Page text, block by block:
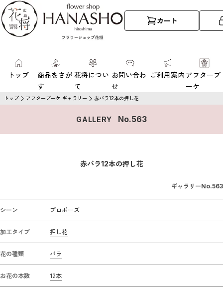
カート
トップ
商品をさが
す
花将につい
て
お問い合わ
せ
ご利用案内 アフターブ
ーケ
トップ アフターブーケ ギャラリー 赤バラ12本の押し花
GALLERY No.563
赤バラ12本の押し花
ギャラリーNo.563
シーン プロポーズ
加工タイプ 押し花
花の種類 バラ
お花の本数 12本